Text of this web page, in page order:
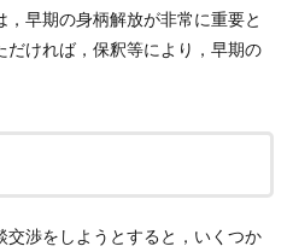
早期の身柄解放が非常に重要と
だければ，保釈等により，早期の
渉をしようとすると，いくつか